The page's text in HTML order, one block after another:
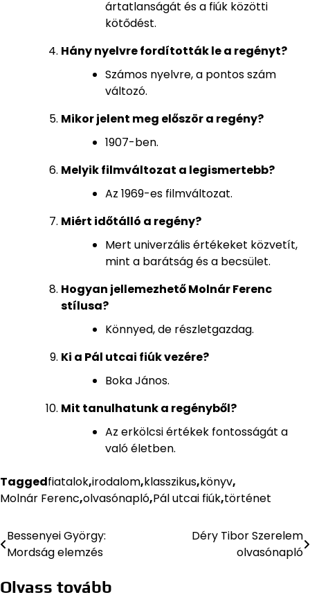
ártatlanságát és a fiúk közötti
kötődést.
Hány nyelvre fordították le a regényt?
Számos nyelvre, a pontos szám
változó.
Mikor jelent meg először a regény?
1907-ben.
Melyik filmváltozat a legismertebb?
Az 1969-es filmváltozat.
Miért időtálló a regény?
Mert univerzális értékeket közvetít,
mint a barátság és a becsület.
Hogyan jellemezhető Molnár Ferenc
stílusa?
Könnyed, de részletgazdag.
Ki a Pál utcai fiúk vezére?
Boka János.
Mit tanulhatunk a regényből?
Az erkölcsi értékek fontosságát a
való életben.
Taggedfiatalok,irodalom,klasszikus,könyv,
Molnár Ferenc,olvasónapló,Pál utcai fiúk,történet
Bejegyzés
navigáció
Bessenyei György:
Mordság elemzés
Déry Tibor Szerelem
olvasónapló
Olvass tovább